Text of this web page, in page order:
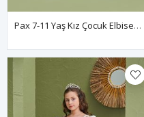
Pax 7-11 Yaş Kız Çocuk Elbise 30197 Parlament